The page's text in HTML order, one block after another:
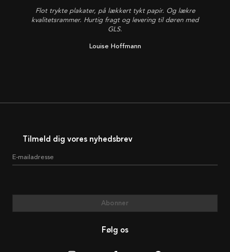
Flot trykte plakater, på lækkert tykt papir. Og lækre
kvalitetsrammer. Hurtig fragt og levering til døren med
GLS.
Louise Hoffmann
Tilmeld dig vores nyhedsbrev
E-mailadresse
Abonner
Følg os